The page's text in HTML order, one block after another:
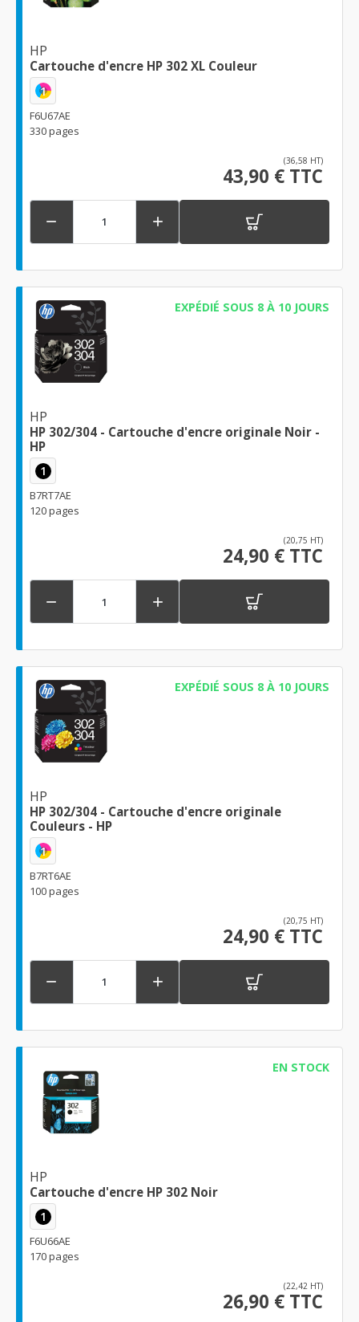
HP
Cartouche d'encre HP 302 XL Couleur
1
F6U67AE
330 pages
(36,58 HT)
43,90 € TTC
 
EXPÉDIÉ SOUS 8 À 10 JOURS
HP
HP 302/304 - Cartouche d'encre originale Noir -
HP
1
B7RT7AE
120 pages
(20,75 HT)
24,90 € TTC
 
EXPÉDIÉ SOUS 8 À 10 JOURS
HP
HP 302/304 - Cartouche d'encre originale
Couleurs - HP
1
B7RT6AE
100 pages
(20,75 HT)
24,90 € TTC
 
EN STOCK
HP
Cartouche d'encre HP 302 Noir
1
F6U66AE
170 pages
(22,42 HT)
26,90 € TTC